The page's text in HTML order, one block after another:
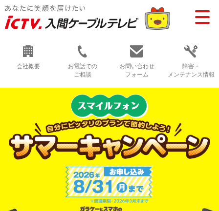
会社概要
お電話での
ご相談
お問い合わせ
フォーム
障害・
メンテナンス情報